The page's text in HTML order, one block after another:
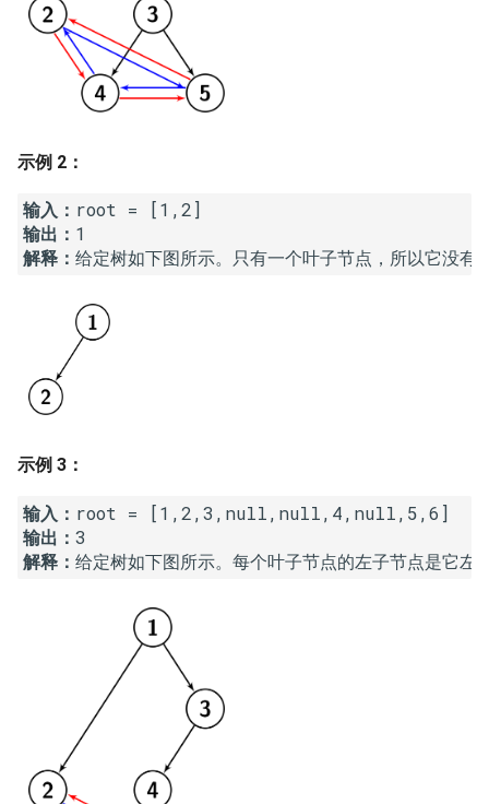
20. 表示数值的字符串
21. 调整数组顺序使奇数位于
22. 链表中倒数第 k 个节点
24. 反转链表
26. 树的子结构
27. 二叉树的镜像
30. 包含 min 函数的栈
31. 栈的压入、弹出序列
32.1. 从上到下打印二叉树
32.2. 从上到下打印二叉树 II
32.3. 从上到下打印二叉树 III
17. 含有所有字符的最短字符
18. 有效的回文
文
20. 回文子字符串的个数
22. 链表中环的入口节点
23. 两个链表的第一个重合节
25. 链表中的两数相加
28. 展平多级双向链表
29. 排序的循环链表
3.2. 栈的最小值
3.3. 堆盘子
3.4. 化栈为队
3.5. 栈排序
3.6. 动物收容所
4.1. 节点间通路
4.2. 最小高度树
4.3. 特定深度节点链表
4.4. 检查平衡性
4.5. 合法二叉搜索树
4.6. 后继者
4.8. 首个共同祖先
4.9. 二叉搜索树序列
4.10. 检查子树
4.12. 求和路径
示例 2：
输入：
输出：
解释：
示例 3：
输入：
输出：
解释：